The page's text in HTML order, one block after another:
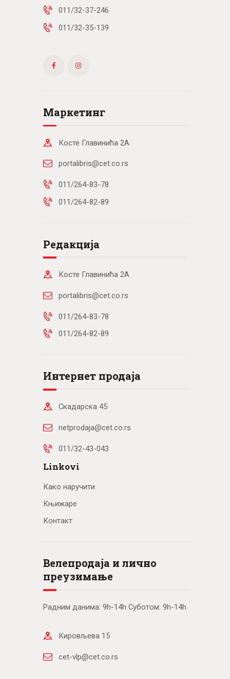
011/32-37-246
011/32-35-139
Маркетинг
Косте Главинића 2А
portalibris@cet.co.rs
011/264-83-78
011/264-82-89
Редакција
Косте Главинића 2А
portalibris@cet.co.rs
011/264-83-78
011/264-82-89
Интернет продаја
Скадарска 45
netprodaja@cet.co.rs
011/32-43-043
Linkovi
Како наручити
Књижаре
Контакт
Велепродаја и лично
преузимање
Радним данима: 9h-14h Суботом: 9h-14h
Кировљева 15
cet-vlp@cet.co.rs